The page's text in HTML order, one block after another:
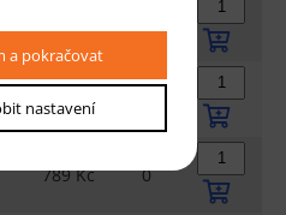
729 Kč
789 Kč 0
a pokračovat
nastavení